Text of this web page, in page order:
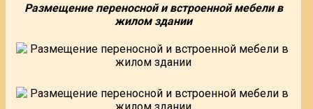
Размещение переносной и встроенной мебели в
жилом здании